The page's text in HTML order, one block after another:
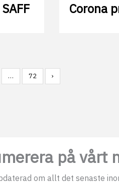
Corona
… 72 ›
på vårt
om allt det senaste